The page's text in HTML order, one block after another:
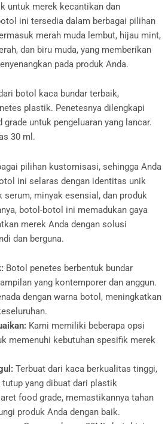
untuk merek kecantikan dan
ini tersedia dalam berbagai pilihan
merah muda lembut, hijau mint,
dan biru muda, yang memberikan
pada produk Anda.
botol kaca bundar terbaik,
plastik. Penetesnya dilengkapi
untuk pengeluaran yang lancar.
30 ml.
pilihan kustomisasi, sehingga Anda
ini selaras dengan identitas unik
serum, minyak esensial, dan produk
botol-botol ini memadukan gaya
merek Anda dengan solusi
dan berguna.
Botol penetes berbentuk bundar
yang kontemporer dan anggun.
dengan warna botol, meningkatkan
Kami memiliki beberapa opsi
memenuhi kebutuhan spesifik merek
Terbuat dari kaca berkualitas tinggi,
tutup yang dibuat dari plastik
food grade, memastikannya tahan
produk Anda dengan baik.